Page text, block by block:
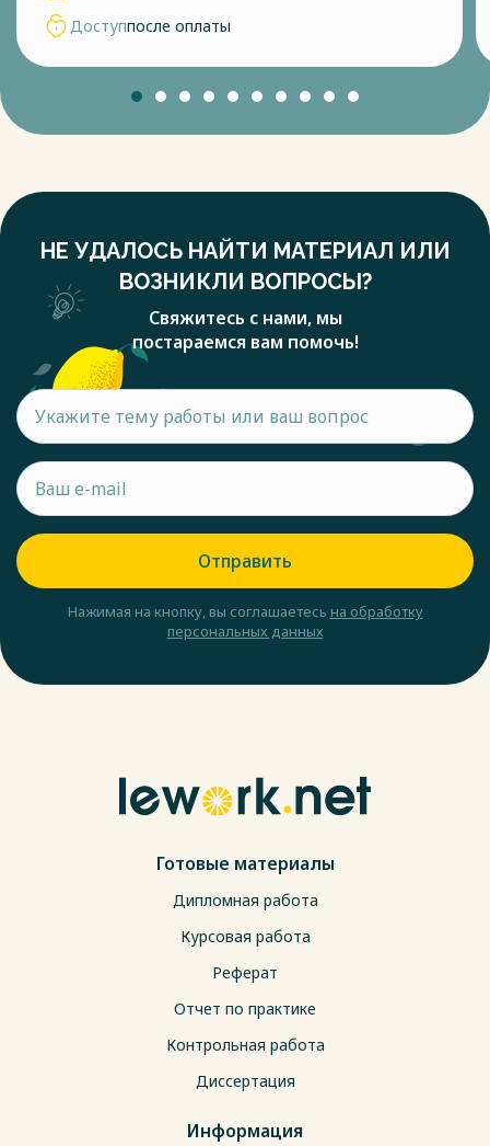
Доступпосле оплаты
НЕ УДАЛОСЬ НАЙТИ МАТЕРИАЛ ИЛИ
ВОЗНИКЛИ ВОПРОСЫ?
Свяжитесь с нами, мы
постараемся вам помочь!
Отправить
Нажимая на кнопку, вы соглашаетесь на обработку
персональных данных
Готовые материалы
Дипломная работа
Курсовая работа
Реферат
Отчет по практике
Контрольная работа
Диссертация
Информация